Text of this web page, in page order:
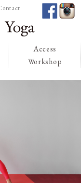
Tokyo –
ヨガ
Access
Workshop